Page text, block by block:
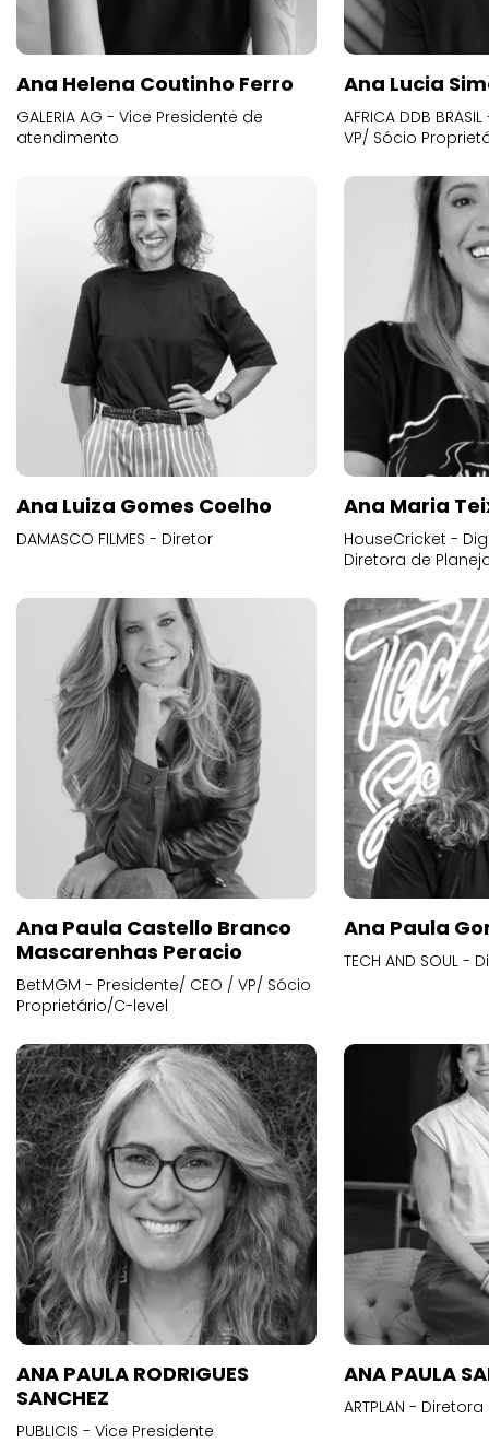
Ana Helena Coutinho Ferro
GALERIA AG - Vice Presidente de
atendimento
Ana Lucia
AFRICA DDB
VP/ Sócio
Ana Luiza Gomes Coelho
DAMASCO FILMES - Diretor
Ana Maria
HouseCricket -
Diretora de
Ana Paula Castello Branco
Mascarenhas Peracio
BetMGM - Presidente/ CEO / VP/ Sócio
Proprietário/C-level
Ana Paula
TECH AND SOUL
ANA PAULA RODRIGUES
SANCHEZ
PUBLICIS - Vice Presidente
ANA PAULA
ARTPLAN -